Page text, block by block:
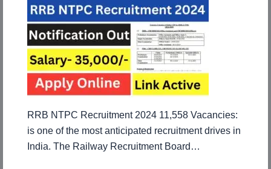
RRB NTPC Recruitment 2024 11,558 Vacancies:
is one of the most anticipated recruitment drives in
India. The Railway Recruitment Board…